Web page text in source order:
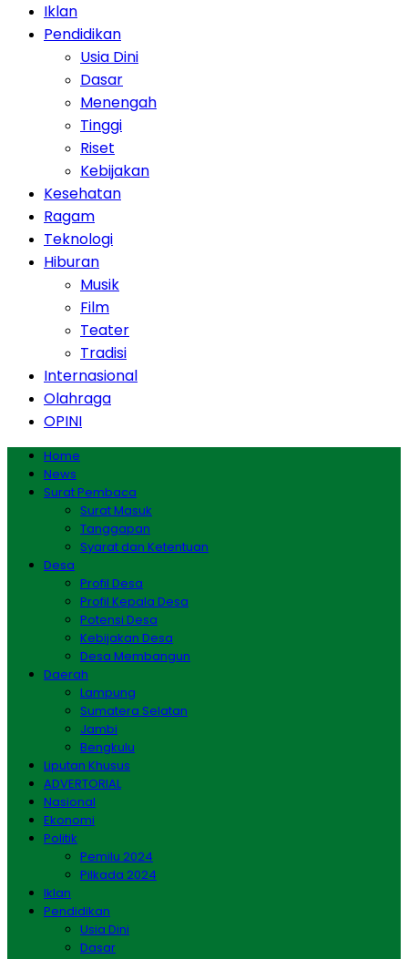
Iklan
Pendidikan
Usia Dini
Dasar
Menengah
Tinggi
Riset
Kebijakan
Kesehatan
Ragam
Teknologi
Hiburan
Musik
Film
Teater
Tradisi
Internasional
Olahraga
OPINI
Home
News
Surat Pembaca
Surat Masuk
Tanggapan
Syarat dan Ketentuan
Desa
Profil Desa
Profil Kepala Desa
Potensi Desa
Kebijakan Desa
Desa Membangun
Daerah
Lampung
Sumatera Selatan
Jambi
Bengkulu
Liputan Khusus
ADVERTORIAL
Nasional
Ekonomi
Politik
Pemilu 2024
Pilkada 2024
Iklan
Pendidikan
Usia Dini
Dasar